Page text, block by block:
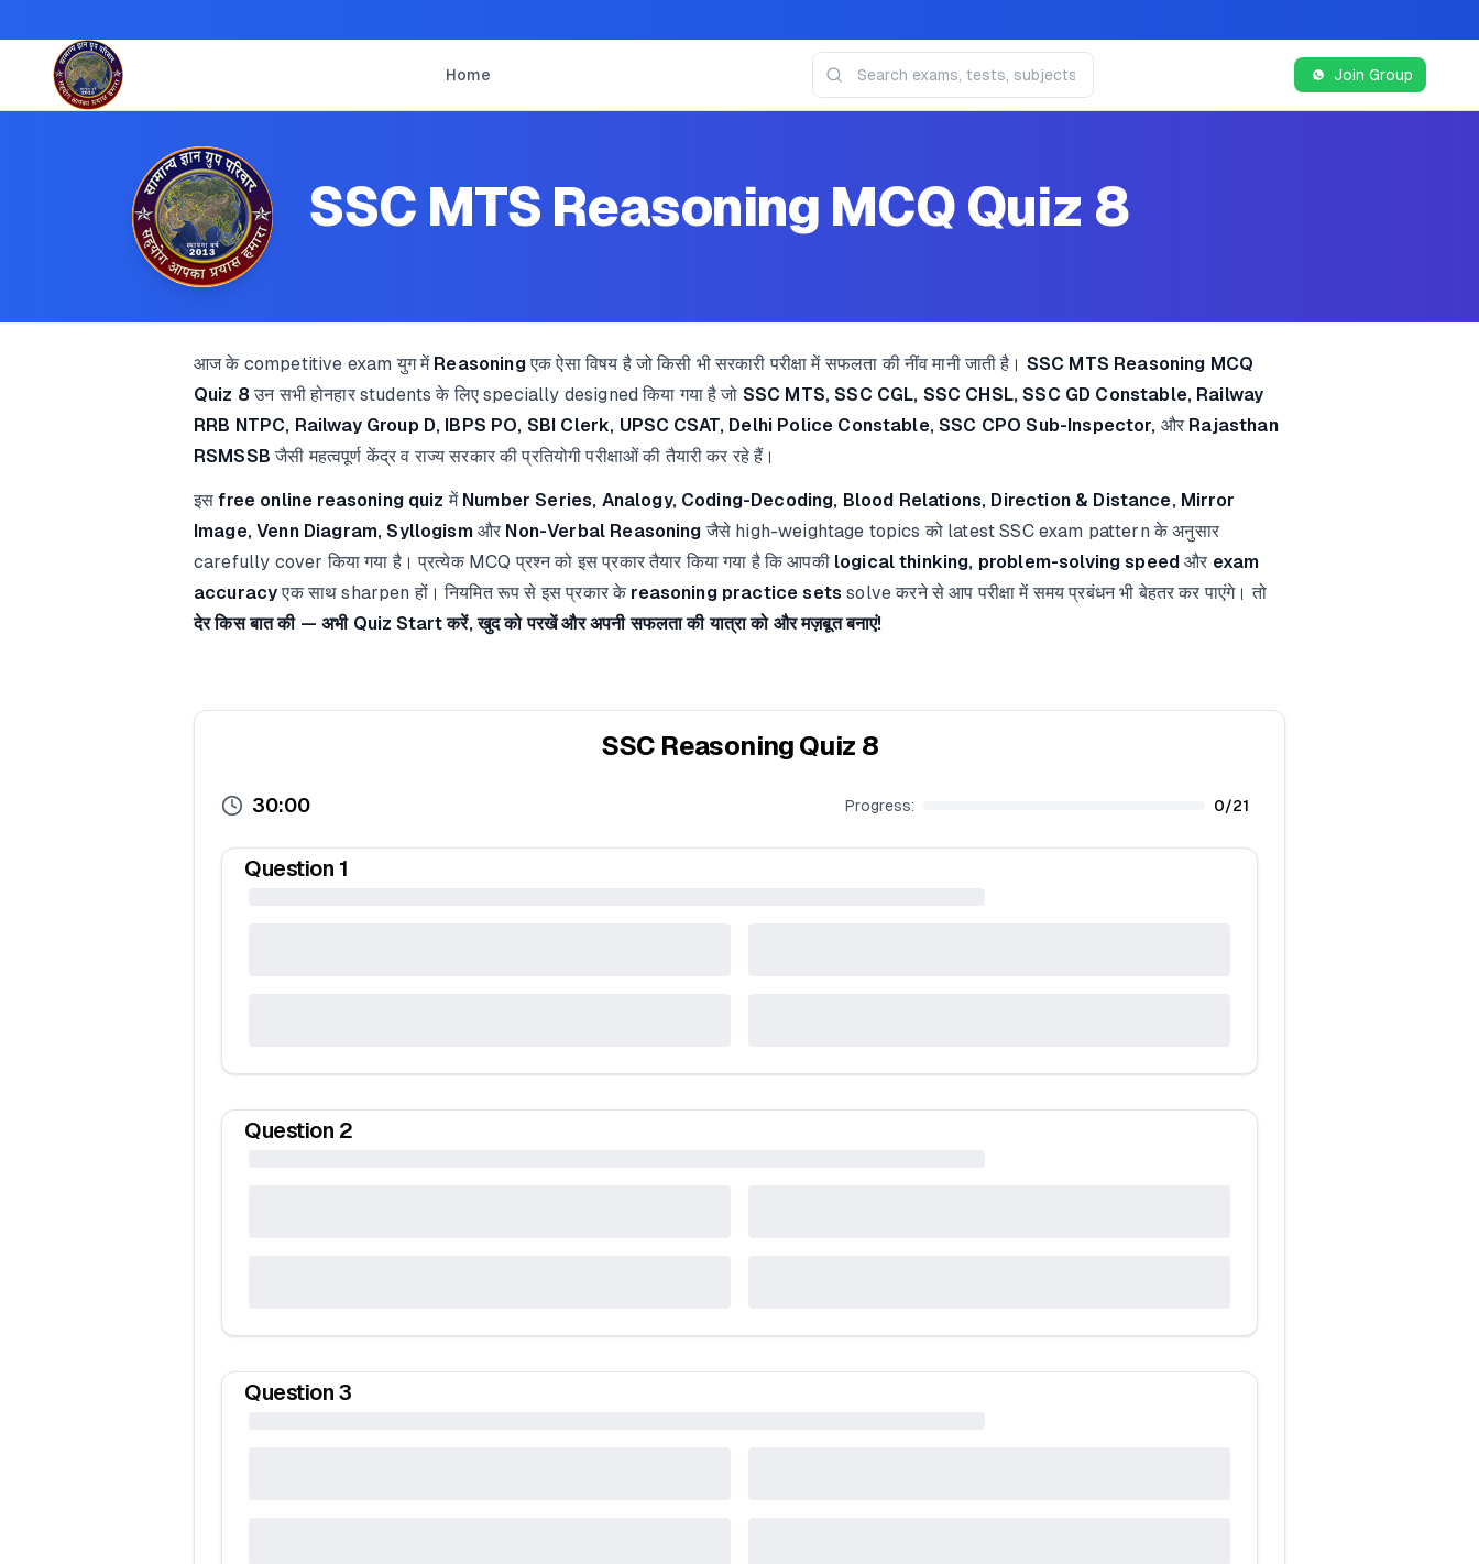
Home Join Group
SSC MTS Reasoning MCQ Quiz 8
आज के competitive exam युग में Reasoningएक ऐसा विषय है जो किसी भी सरकारी परीक्षा में सफलता की नींव मानी जाती है। SSC MTS Reasoning MCQ
Quiz 8 उन सभी होनहार students के लिए specially designed किया गया है जो SSC MTS, SSC CGL, SSC CHSL, SSC GD Constable, Railway
RRB NTPC, Railway Group D, IBPS PO, SBI Clerk, UPSC CSAT, Delhi Police Constable, SSC CPO Sub-Inspector, और Rajasthan
RSMSSB जैसी महत्वपूर्ण केंद्र व राज्य सरकार की प्रतियोगी परीक्षाओं की तैयारी कर रहे हैं।
इसfree online reasoning quiz में Number Series, Analogy, Coding-Decoding, Blood Relations, Direction & Distance, Mirror
Image, Venn Diagram, Syllogismऔर Non-Verbal Reasoning जैसे high-weightage topics को latest SSC exam pattern के अनुसार
carefully cover किया गया है। प्रत्येक MCQ प्रश्न को इस प्रकार तैयार किया गया है कि आपकी logical thinking, problem-solving speed और exam
accuracyएक साथ sharpen हों। नियमित रूप से इस प्रकार के reasoning practice sets solve करने से आप परीक्षा में समय प्रबंधन भी बेहतर कर पाएंगे। तो
देर किस बात की — अभी Quiz Start करें, खुद को परखें और अपनी सफलता की यात्रा को और मज़बूत बनाएं!
SSC Reasoning Quiz 8
30:00 Progress: 0/21
Question 1
Question 2
Question 3